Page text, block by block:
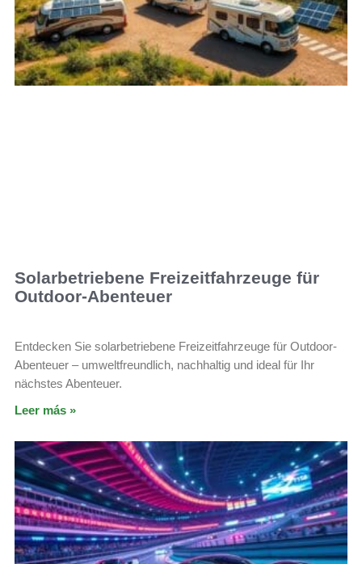
Solarbetriebene Freizeitfahrzeuge für
Outdoor-Abenteuer
Entdecken Sie solarbetriebene Freizeitfahrzeuge für Outdoor-
Abenteuer – umweltfreundlich, nachhaltig und ideal für Ihr
nächstes Abenteuer.
Leer más »